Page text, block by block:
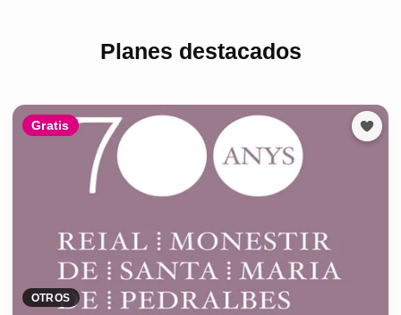
Planes destacados
Gratis
OTROS